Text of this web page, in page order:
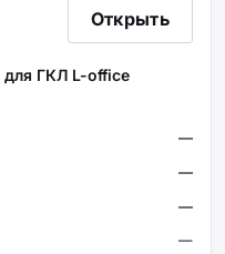
Открыть
ГКЛ L-office
—
—
—
—